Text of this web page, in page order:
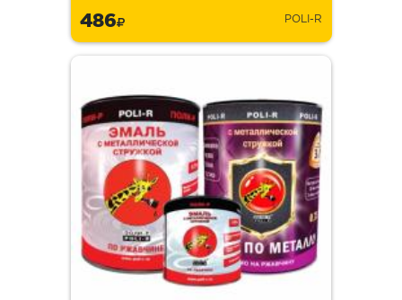
486 POLI-R